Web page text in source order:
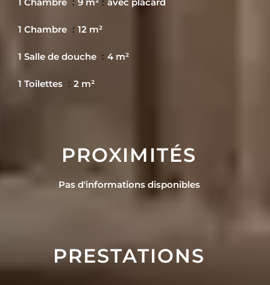
1 Chambre 12 m²
1 Salle de douche 4 m²
1 Toilettes 2 m²
PROXIMITÉS
Pas d'informations disponibles
PRESTATIONS